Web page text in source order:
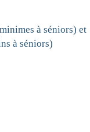
à séniors) et
à séniors)